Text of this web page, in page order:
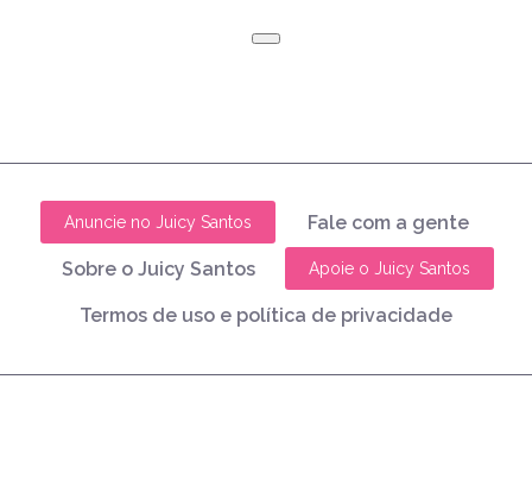
Anuncie no Juicy Santos Fale com a gente
Sobre o Juicy Santos Apoie o Juicy Santos
Termos de uso e política de privacidade